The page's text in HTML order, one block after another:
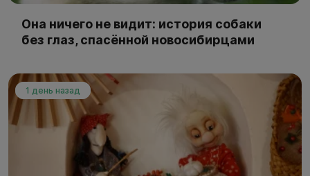
Она ничего не видит: история собаки
без глаз, спасённой новосибирцами
1 день назад